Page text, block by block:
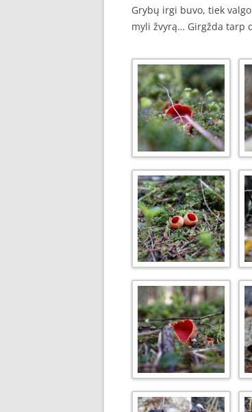
Grybų irgi buvo, tiek
myli žvyrą… Girgžda tarp